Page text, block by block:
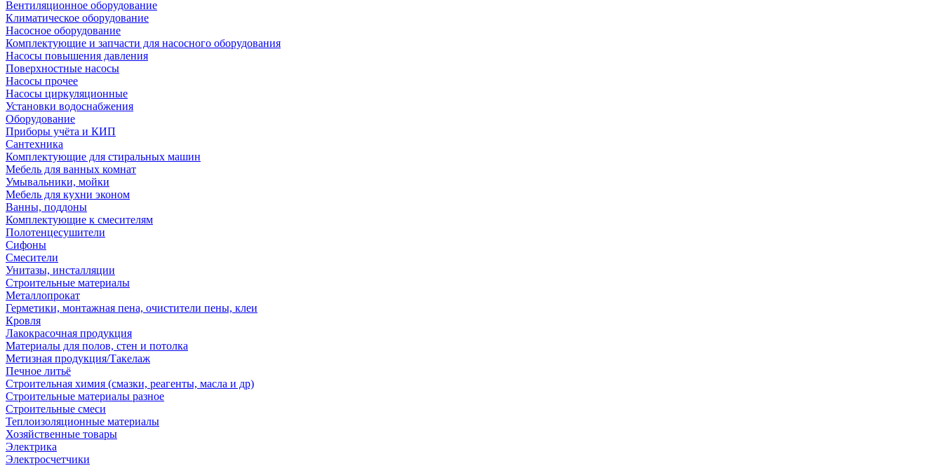
Вентиляционное оборудование
Климатическое оборудование
Насосное оборудование
Комплектующие и запчасти для насосного оборудования
Насосы повышения давления
Поверхностные насосы
Насосы прочее
Насосы циркуляционные
Установки водоснабжения
Оборудование
Приборы учёта и КИП
Сантехника
Комплектующие для стиральных машин
Мебель для ванных комнат
Умывальники, мойки
Мебель для кухни эконом
Ванны, поддоны
Комплектующие к смесителям
Полотенцесушители
Сифоны
Смесители
Унитазы, инсталляции
Строительные материалы
Металлопрокат
Герметики, монтажная пена, очистители пены, клеи
Кровля
Лакокрасочная продукция
Материалы для полов, стен и потолка
Метизная продукция/Такелаж
Печное литьё
Строительная химия (смазки, реагенты, масла и др)
Строительные материалы разное
Строительные смеси
Теплоизоляционные материалы
Хозяйственные товары
Электрика
Электросчетчики